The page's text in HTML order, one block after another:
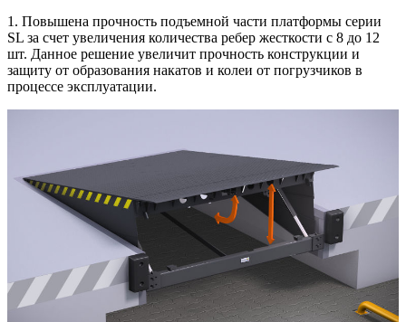
1. Повышена прочность подъемной части платформы серии
SL за счет увеличения количества ребер жесткости с 8 до 12
шт. Данное решение увеличит прочность конструкции и
защиту от образования накатов и колеи от погрузчиков в
процессе эксплуатации.